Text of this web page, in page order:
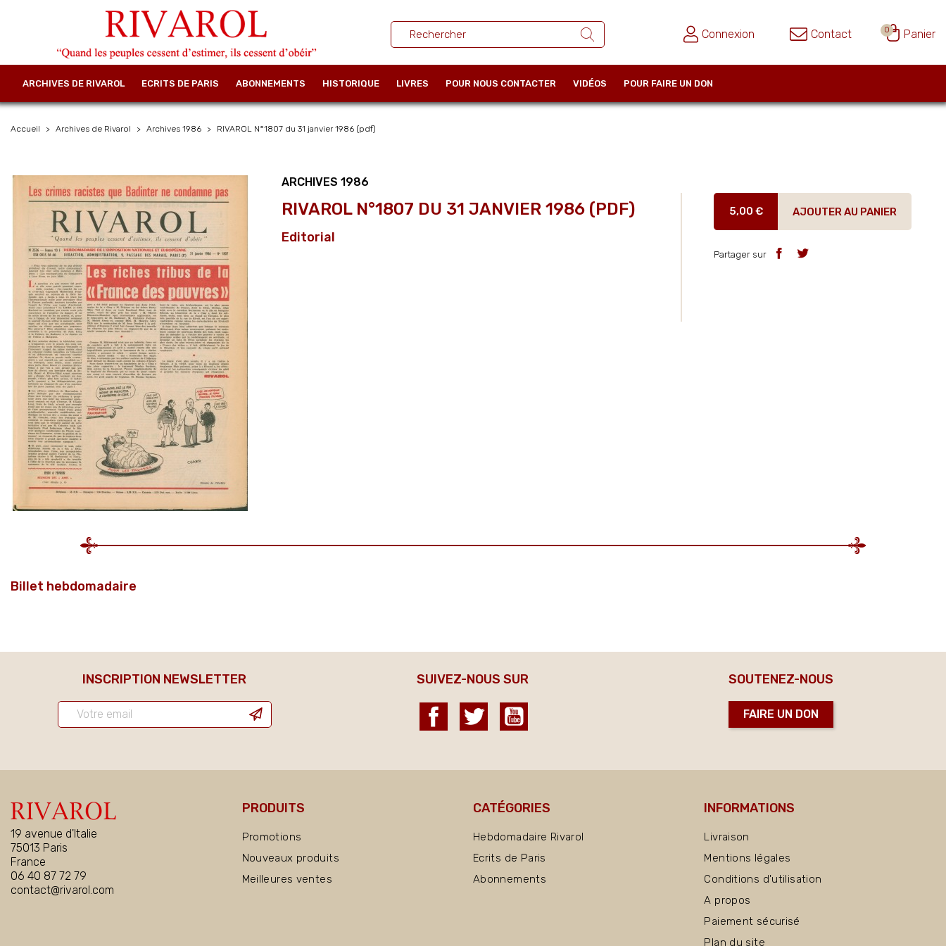
Connexion Contact 0 Panier
ARCHIVES DE RIVAROL ECRITS DE PARIS ABONNEMENTS HISTORIQUE LIVRES POUR NOUS CONTACTER VIDÉOS POUR FAIRE UN DON
Accueil Archives de Rivarol Archives 1986 RIVAROL N°1807 du 31 janvier 1986 (pdf)
ARCHIVES 1986
RIVAROL N°1807 DU 31 JANVIER 1986 (PDF)
Editorial
5,00 € AJOUTER AU PANIER
Partager sur
Billet hebdomadaire
INSCRIPTION NEWSLETTER SUIVEZ-NOUS SUR
Facebook Twitter
SOUTENEZ-NOUS
FAIRE UN DON
19 avenue d'Italie
75013 Paris
France
06 40 87 72 79
contact@rivarol.com
PRODUITS
Promotions
Nouveaux produits
Meilleures ventes
CATÉGORIES
Hebdomadaire Rivarol
Ecrits de Paris
Abonnements
INFORMATIONS
Livraison
Mentions légales
Conditions d'utilisation
A propos
Paiement sécurisé
Plan du site